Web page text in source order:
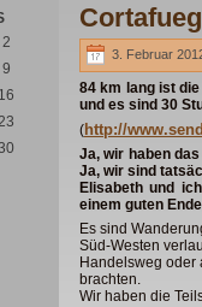
2
9
16
3. Februar
84 km lang ist
und es sind 30
(http://
Ja, wir haben
Ja, wir sind
Elisabeth und
einem guten
Es sind
Süd-Westen
Handelsweg oder
brachten.
Wir haben die